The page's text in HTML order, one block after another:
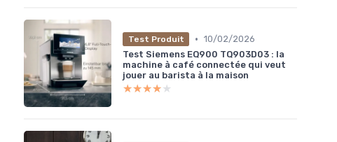
Test Produit • 10/02/2026
Test Siemens EQ900 TQ903D03 : la
machine à café connectée qui veut
jouer au barista à la maison
★★★★★
★★★★★